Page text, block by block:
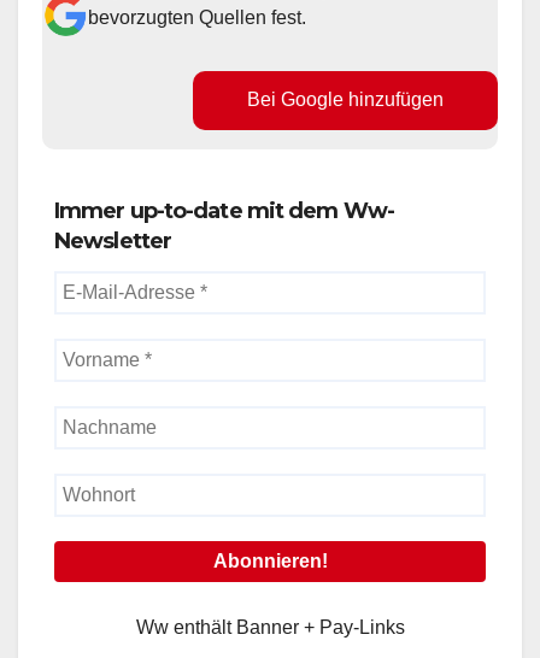
bevorzugten Quellen fest.
Bei Google hinzufügen
Immer up-to-date mit dem Ww-
Newsletter
Ww enthält Banner + Pay-Links